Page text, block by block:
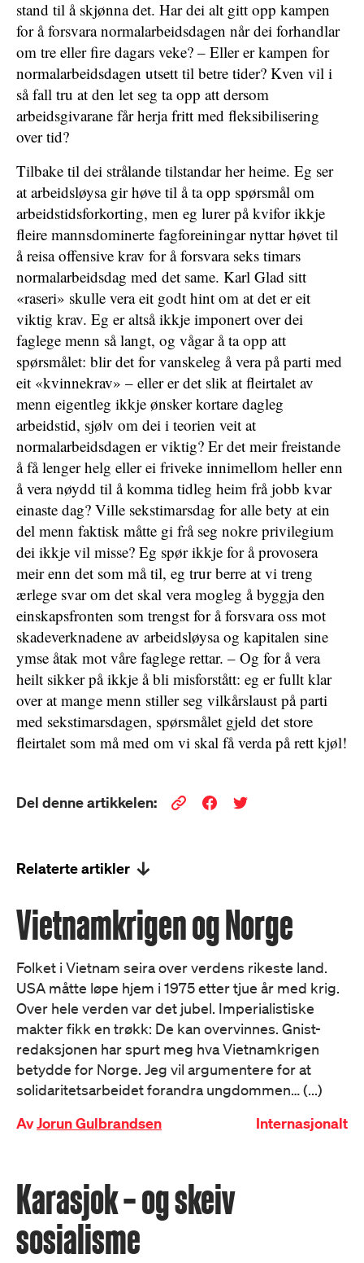
stand til å skjønna det. Har dei alt gitt opp kampen
for å forsvara normalarbeidsdagen når dei forhandlar
om tre eller fire dagars veke? – Eller er kampen for
normalarbeidsdagen utsett til betre tider? Kven vil i
så fall tru at den let seg ta opp att dersom
arbeidsgivarane får herja fritt med fleksibilisering
over tid?
Tilbake til dei strålande tilstandar her heime. Eg ser
at arbeidsløysa gir høve til å ta opp spørsmål om
arbeidstidsforkorting, men eg lurer på kvifor ikkje
fleire mannsdominerte fagforeiningar nyttar høvet til
å reisa offensive krav for å forsvara seks timars
normalarbeidsdag med det same. Karl Glad sitt
«raseri» skulle vera eit godt hint om at det er eit
viktig krav. Eg er altså ikkje imponert over dei
faglege menn så langt, og vågar å ta opp att
spørsmålet: blir det for vanskeleg å vera på parti med
eit «kvinnekrav» – eller er det slik at fleirtalet av
menn eigentleg ikkje ønsker kortare dagleg
arbeidstid, sjølv om dei i teorien veit at
normalarbeidsdagen er viktig? Er det meir freistande
å få lenger helg eller ei friveke innimellom heller enn
å vera nøydd til å komma tidleg heim frå jobb kvar
einaste dag? Ville sekstimarsdag for alle bety at ein
del menn faktisk måtte gi frå seg nokre privilegium
dei ikkje vil misse? Eg spør ikkje for å provosera
meir enn det som må til, eg trur berre at vi treng
ærlege svar om det skal vera mogleg å byggja den
einskapsfronten som trengst for å forsvara oss mot
skadeverknadene av arbeidsløysa og kapitalen sine
ymse åtak mot våre faglege rettar. – Og for å vera
heilt sikker på ikkje å bli misforstått: eg er fullt klar
over at mange menn stiller seg vilkårslaust på parti
med sekstimarsdagen, spørsmålet gjeld det store
fleirtalet som må med om vi skal få verda på rett kjøl!
Del denne artikkelen:
Relaterte artikler
Vietnamkrigen og Norge
Folket i Vietnam seira over verdens rikeste land.
USA måtte løpe hjem i 1975 etter tjue år med krig.
Over hele verden var det jubel. Imperialistiske
makter fikk en trøkk: De kan overvinnes. Gnist-
redaksjonen har spurt meg hva Vietnamkrigen
betydde for Norge. Jeg vil argumentere for at
solidaritetsarbeidet forandra ungdommen… (...)
AvJorun Gulbrandsen Internasjonalt
Karasjok – og skeiv
sosialisme